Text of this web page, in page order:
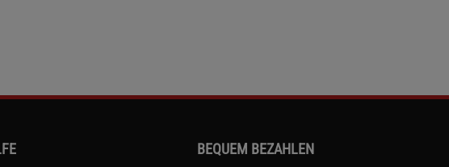
BEQUEM BEZAHLEN